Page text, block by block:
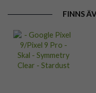
FINNS